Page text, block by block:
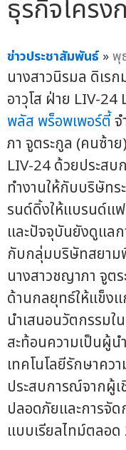
ธุรกิจโคร
ข่าวประชาสัมพันธ์ »พุ
นางสาวนิรมล ดิเร
อาวุโส ฝ่าย LIV-
พลัส พร็อพเพอร์ตี้
ภา จูตระกูล (คนซ้า
LIV-24 ด้วยประสบ
ทำงานให้กับบริษัท
รนด์ดิ้งให้แบรนด์แฟ
และปัจจุบันยังดูแลก
กับกลุ่มบริษัทสยาม
นางสาวชญาภา จูต
ด้านกลยุทธ์ให้แข็ง
นำเสนอนวัตกรรม
สะท้อนความเป็นผู้น
เทคโนโลยีรักษาค
ประสบการณ์จากผู้
ปลอดภัยและการจัด
แบบเรียลไทม์ตลอด